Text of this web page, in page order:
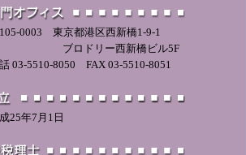
0003 東京都港区西新橋1-9-1
ロドリー西新橋ビル5F
03-5510-8050 FAX 03-5510-8051
25年7月1日